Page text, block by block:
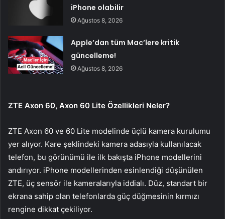
iPhone olabilir
Ağustos 8, 2026
Apple’dan tüm Mac’lere kritik
güncelleme!
Ağustos 8, 2026
ZTE Axon 60, Axon 60 Lite Özellikleri Neler?
ZTE Axon 60 ve 60 Lite modelinde üçlü kamera kurulumu
yer alıyor. Kare şeklindeki kamera adasıyla kullanılacak
telefon, bu görünümü ile ilk bakışta iPhone modellerini
andırıyor. iPhone modellerinden esinlendiği düşünülen
ZTE, üç sensör ile kameralarıyla iddialı. Düz, standart bir
ekrana sahip olan telefonlarda güç düğmesinin kırmızı
rengine dikkat çekiliyor.